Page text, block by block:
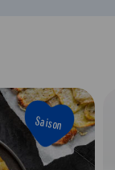
Saison